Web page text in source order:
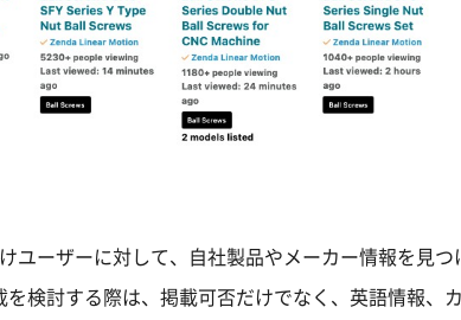
ユーザーに対して、自社製品やメーカー情報を見つ
検討する際は、掲載可否だけでなく、英語情報、